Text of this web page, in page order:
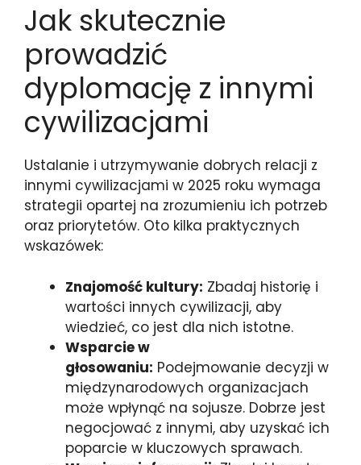
Jak skutecznie
prowadzić
dyplomację z innymi
cywilizacjami
Ustalanie i utrzymywanie dobrych relacji z
innymi cywilizacjami w 2025 roku wymaga
strategii opartej na zrozumieniu ich potrzeb
oraz priorytetów. Oto kilka praktycznych
wskazówek:
Znajomość kultury: Zbadaj historię i
wartości innych cywilizacji, aby
wiedzieć, co jest dla nich istotne.
Wsparcie w
głosowaniu: Podejmowanie decyzji w
międzynarodowych organizacjach
może wpłynąć na sojusze. Dobrze jest
negocjować z innymi, aby uzyskać ich
poparcie w kluczowych sprawach.